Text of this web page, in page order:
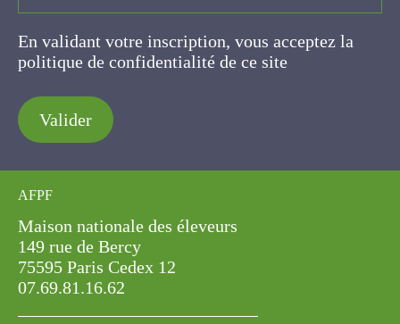
En validant votre inscription, vous acceptez la
politique de confidentialité de ce site
Valider
AFPF
Maison nationale des éleveurs
149 rue de Bercy
75595 Paris Cedex 12
07.69.81.16.62